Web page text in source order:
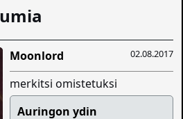
02.08.2017
Moonlord
merkitsi omistetuksi
Auringon ydin